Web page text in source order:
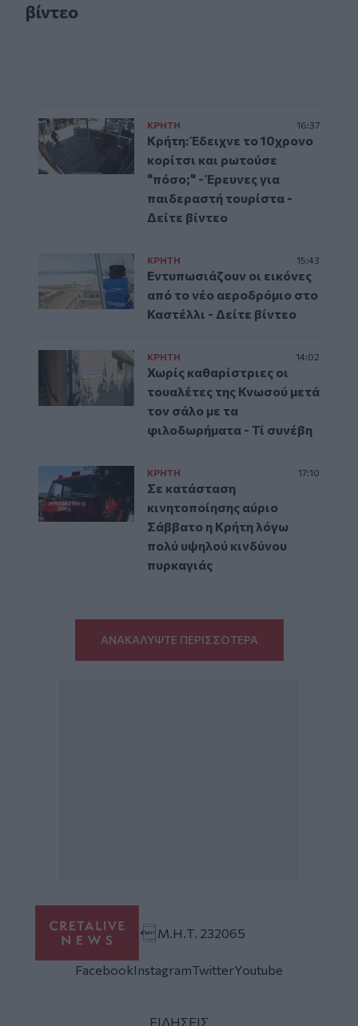
βίντεο
ΚΡΗΤΗ 16:37
Κρήτη: Έδειχνε το 10χρονο
κορίτσι και ρωτούσε
"πόσο;" - Έρευνες για
παιδεραστή τουρίστα -
Δείτε βίντεο
ΚΡΗΤΗ 15:43
Εντυπωσιάζουν οι εικόνες
από το νέο αεροδρόμιο στο
Καστέλλι - Δείτε βίντεο
ΚΡΗΤΗ 14:02
Χωρίς καθαρίστριες οι
τουαλέτες της Κνωσού μετά
τον σάλο με τα
φιλοδωρήματα - Τί συνέβη
ΚΡΗΤΗ 17:10
Σε κατάσταση
κινητοποίησης αύριο
Σάββατο η Κρήτη λόγω
πολύ υψηλού κινδύνου
πυρκαγιάς
ΑΝΑΚΑΛΥΨΤΕ ΠΕΡΙΣΣΟΤΕΡΑ
Μ.Η.Τ. 232065
FacebookInstagramTwitterYoutube
ΕΙΔΗΣΕΙΣ